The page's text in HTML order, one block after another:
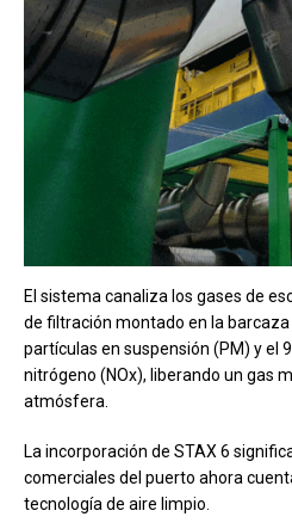
El sistema canaliza los gases de
de filtración montado en la barcaza
partículas en suspensión (PM) y el
nitrógeno (NOx), liberando un gas
atmósfera.
La incorporación de STAX 6
comerciales del puerto ahora
tecnología de aire limpio.